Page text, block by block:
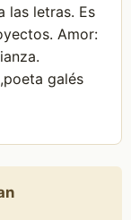
las letras. Es
Amor:
galés